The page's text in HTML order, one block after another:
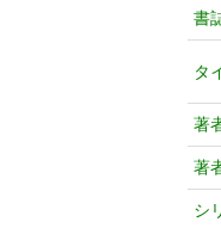
書
タ
著
著
シ